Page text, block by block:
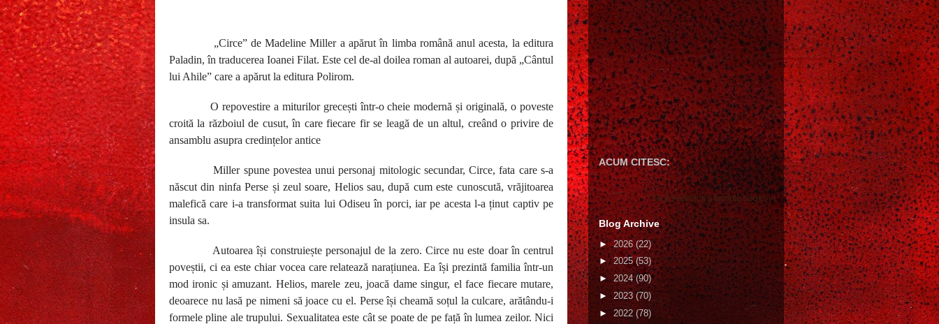
„Circe” de Madeline Miller a apărut în limba română anul acesta, la editura
Paladin, în traducerea Ioanei Filat. Este cel de-al doilea roman al autoarei, după „Cântul
lui Ahile” care a apărut la editura Polirom.
O repovestire a miturilor grecești într-o cheie modernă și originală, o poveste
croită la războiul de cusut, în care fiecare fir se leagă de un altul, creând o privire de
ansamblu asupra credințelor antice
Miller spune povestea unui personaj mitologic secundar, Circe, fata care s-a
născut din ninfa Perse și zeul soare, Helios sau, după cum este cunoscută, vrăjitoarea
malefică care i-a transformat suita lui Odiseu în porci, iar pe acesta l-a ținut captiv pe
insula sa.
Autoarea își construiește personajul de la zero. Circe nu este doar în centrul
poveștii, ci ea este chiar vocea care relatează narațiunea. Ea își prezintă familia într-un
mod ironic și amuzant. Helios, marele zeu, joacă dame singur, el face fiecare mutare,
deoarece nu lasă pe nimeni să joace cu el. Perse își cheamă soțul la culcare, arătându-i
formele pline ale trupului. Sexualitatea este cât se poate de pe față în lumea zeilor. Nici
ACUM CITESC:
Gică Andreica's favorite books »
Blog Archive
►2026(22)
►2025(53)
► 2024(90)
►2023(70)
► 2022(78)